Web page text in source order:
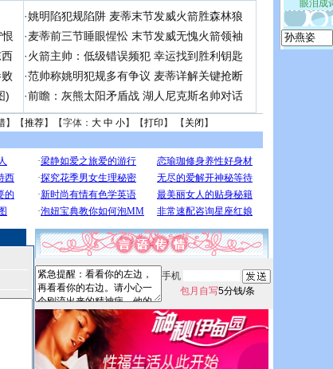
)
·姚明陷犯规陷阱 麦蒂末节发威火箭胜森林狼
·麦蒂前三节睡眼惺忪 末节发威无愧火箭领袖
·火箭主帅：低级错误频犯 幸运找到胜利钥匙
·范帅称姚明犯规多有争议 麦蒂详解关键抢断
·前瞻：灰熊太阳矛盾战 湖人尼克斯名帅对话
】【推荐】【字体： 大 中 小】【打印 】 【 关闭 】
手机
包月自写5分钱/条